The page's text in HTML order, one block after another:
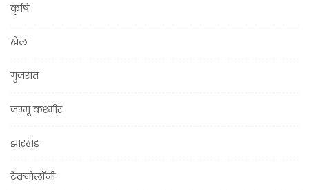
कृषि
खेल
गुजरात
जम्मू कश्मीर
झारखंड
टेक्नोलॉजी